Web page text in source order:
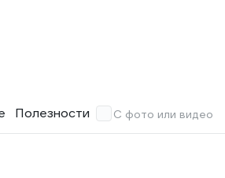
Полезности С фото или видео